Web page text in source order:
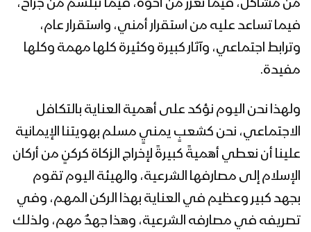
من مشاكل، فيما تعزز من أخوة، فيما تبلسم من جراح،
فيما تساعد عليه من استقرار أمني، واستقرار عام،
وترابط اجتماعي، وآثار كبيرة وكثيرة كلها مهمة وكلها
مفيدة.
ولهذا نحن اليوم نؤكد على أهمية العناية بالتكافل
الاجتماعي، نحن كشعبٍ يمنيٍ مسلم بهويتنا الإيمانية
علينا أن نعطي أهميةً كبيرةً لإخراج الزكاة كركنٍ من أركان
الإسلام إلى مصارفها الشرعية، والهيئة اليوم تقوم
بجهد كبير وعظيم في العناية بهذا الركن المهم، وفي
تصريفه في مصارفه الشرعية، وهذا جهدٌ مهم، ولذلك